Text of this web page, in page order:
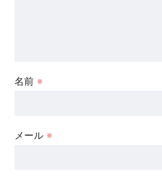
名前 ※
メール ※